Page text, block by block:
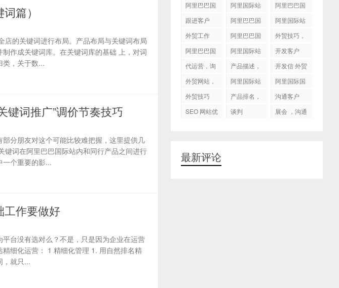
篇）
的关键词进行布局。产品布局与关键词布局
作成关键词库。在关键词库的基础 上，对词
类，关于数...
词推广”调价节奏技巧
分朋友对这个可能比较难把握，这里提供几
词在阿里巴巴国际站内和同行产品之间进行
一个重要的影...
工作要做好
台没有选对么？不是，只是因为企业在运营
细化运营： 1 精细化管理 1. 用自然排名精
，就只...
阿里巴巴国
阿里国际站
国际站托管
服务，阿里
服务
阿里巴巴国
跟进客户
阿里巴巴国
阿里国际站
外贸工作
阿里巴巴国
作
外贸技巧，
阿里巴巴国
化
阿里国际站
开发客户
代运营，询
产品描述，
开发信 外贸
外贸网站，
阿里国际站
阿里国际国
外贸技巧
产品排名，
沟通客户
SEO 网站优
谈判
展会 ，沟通
最新评论